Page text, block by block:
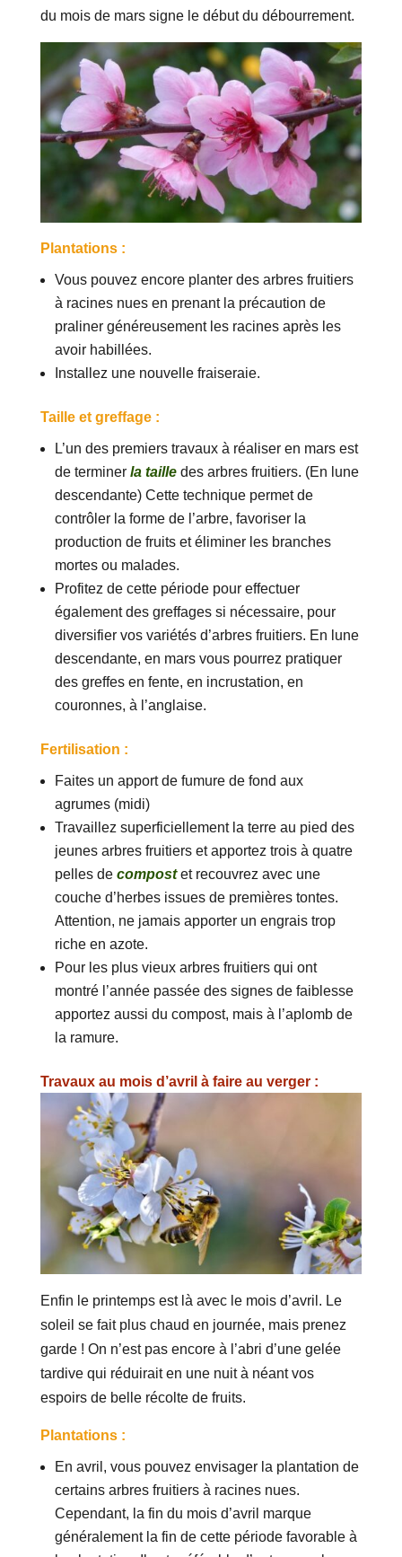
du mois de mars signe le début du débourrement.
Plantations :
Vous pouvez encore planter des arbres fruitiers
à racines nues en prenant la précaution de
praliner généreusement les racines après les
avoir habillées.
Installez une nouvelle fraiseraie.
Taille et greffage :
L’un des premiers travaux à réaliser en mars est
de terminerla tailledes arbres fruitiers. (En lune
descendante) Cette technique permet de
contrôler la forme de l’arbre, favoriser la
production de fruits et éliminer les branches
mortes ou malades.
Profitez de cette période pour effectuer
également des greffages si nécessaire, pour
diversifier vos variétés d’arbres fruitiers. En lune
descendante, en mars vous pourrez pratiquer
des greffes en fente, en incrustation, en
couronnes, à l’anglaise.
Fertilisation :
Faites un apport de fumure de fond aux
agrumes (midi)
Travaillez superficiellement la terre au pied des
jeunes arbres fruitiers et apportez trois à quatre
pelles decompostet recouvrez avec une
couche d’herbes issues de premières tontes.
Attention, ne jamais apporter un engrais trop
riche en azote.
Pour les plus vieux arbres fruitiers qui ont
montré l’année passée des signes de faiblesse
apportez aussi du compost, mais à l’aplomb de
la ramure.
Travaux au mois d’avril à faire au verger :
Enfin le printemps est là avec le mois d’avril. Le
soleil se fait plus chaud en journée, mais prenez
garde ! On n’est pas encore à l’abri d’une gelée
tardive qui réduirait en une nuit à néant vos
espoirs de belle récolte de fruits.
Plantations :
En avril, vous pouvez envisager la plantation de
certains arbres fruitiers à racines nues.
Cependant, la fin du mois d’avril marque
généralement la fin de cette période favorable à